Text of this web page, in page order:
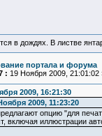
в дождях. В листве
портала и форума
: 19 Ноября 2009, 21:01:02
2009, 16:21:30
2009, 11:23:20
опцию "для
включая иллюстрации